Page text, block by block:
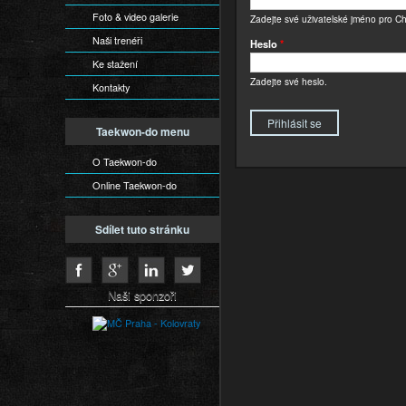
Foto & video galerie
Naši trenéři
Ke stažení
Kontakty
Taekwon-do menu
O Taekwon-do
Online Taekwon-do
Sdílet tuto stránku
Naši sponzoři
Zadejte své uživatelské jméno pro
Heslo*
Zadejte své heslo.